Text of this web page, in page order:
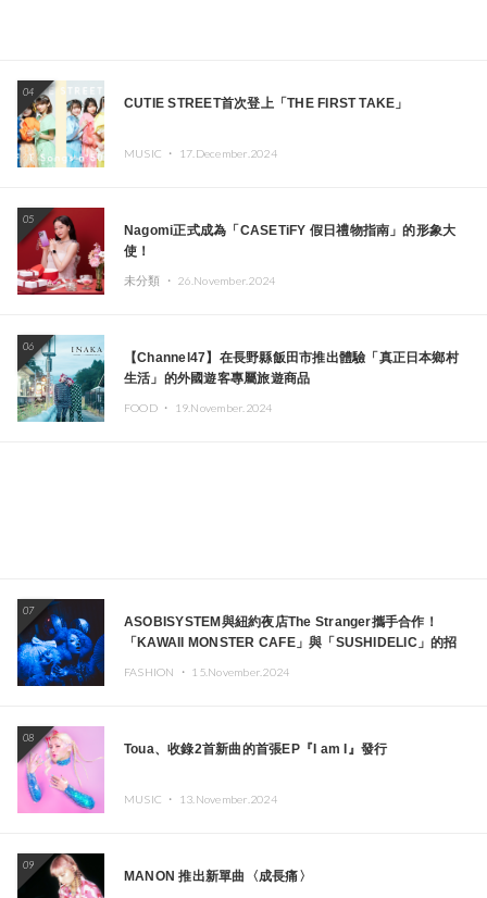
04
CUTIE STREET首次登上「THE FIRST TAKE」
MUSIC ・ 17.December.2024
05
Nagomi正式成為「CASETiFY 假日禮物指南」的形象大
使！
未分類 ・ 26.November.2024
06
【Channel47】在長野縣飯田市推出體驗「真正日本鄉村
生活」的外國遊客專屬旅遊商品
FOOD ・ 19.November.2024
07
ASOBISYSTEM與紐約夜店The Stranger攜手合作！
「KAWAII MONSTER CAFE」與「SUSHIDELIC」的招
FASHION ・ 15.November.2024
08
Toua、收錄2首新曲的首張EP『I am I』發行
MUSIC ・ 13.November.2024
09
MANON 推出新單曲〈成長痛〉